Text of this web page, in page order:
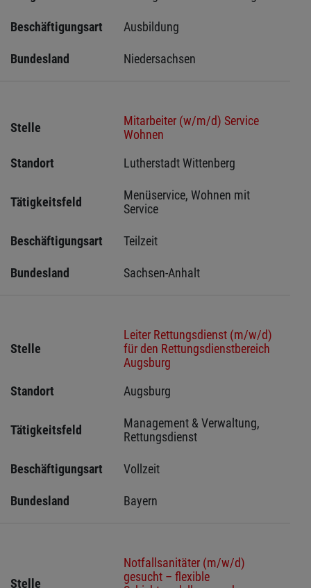
Beschäftigungsart Ausbildung
Bundesland Niedersachsen
Stelle
Mitarbeiter (w/m/d) Service
Wohnen
Standort
Lutherstadt Wittenberg
Tätigkeitsfeld
Menüservice, Wohnen mit
Service
Beschäftigungsart Teilzeit
Bundesland Sachsen-Anhalt
Stelle
Leiter Rettungsdienst (m/w/d)
für den Rettungsdienstbereich
Augsburg
Standort
Augsburg
Tätigkeitsfeld
Management & Verwaltung,
Rettungsdienst
Beschäftigungsart Vollzeit
Bundesland Bayern
Stelle
Notfallsanitäter (m/w/d)
gesucht – flexible